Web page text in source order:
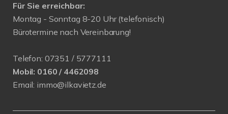
Für Sie erreichbar:
Montag - Sonntag 8-20 Uhr (telefonisch)
Bürotermine nach Vereinbarung!
Telefon: 07351 / 5777111
Mobil: 0160 / 4462098
Email: immo@ilkavietz.de